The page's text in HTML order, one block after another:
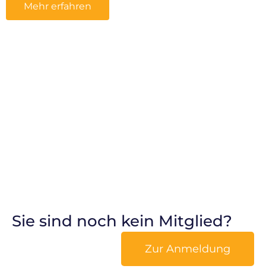
Mehr erfahren
Sie sind noch kein Mitglied?
Zur Anmeldung